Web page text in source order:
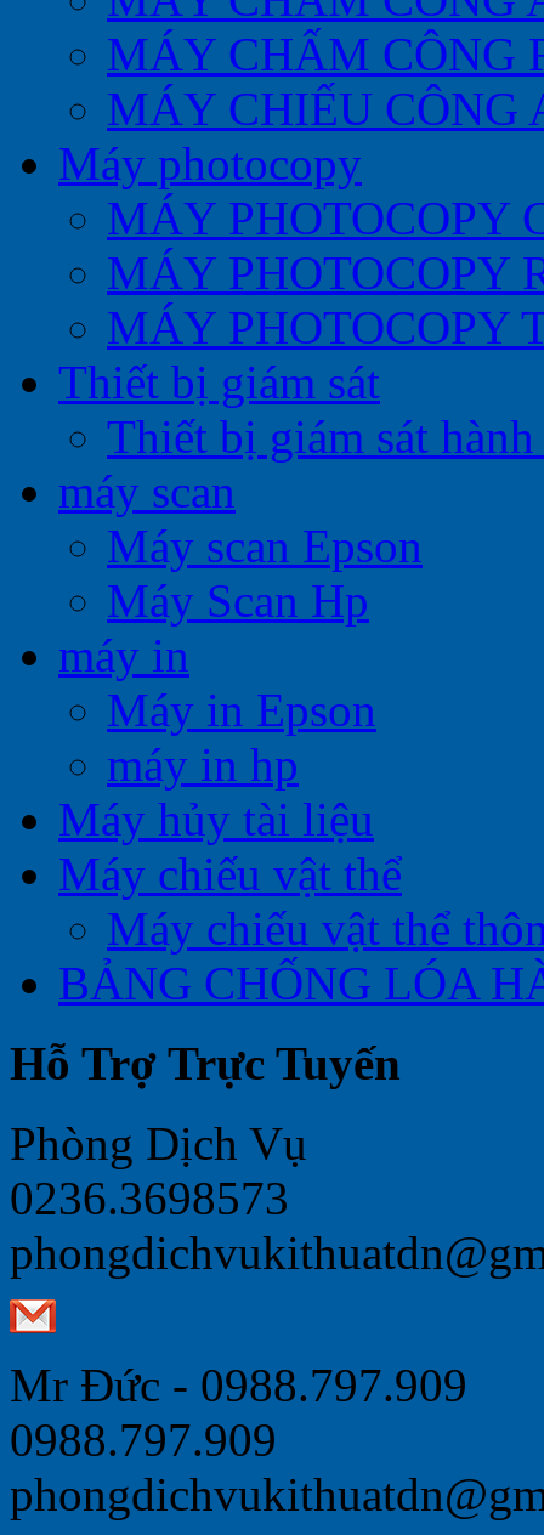
MÁY CHẤM CÔNG
MÁY CHIẾU CÔNG
Máy photocopy
MÁY PHOTOCOPY
MÁY PHOTOCOPY
MÁY PHOTOCOPY
Thiết bị giám sát
Thiết bị giám sát
máy scan
Máy scan Epson
Máy Scan Hp
máy in
Máy in Epson
máy in hp
Máy hủy tài liệu
Máy chiếu vật thể
Máy chiếu vật thể
BẢNG CHỐNG LÓA
Hỗ Trợ Trực Tuyến
Phòng Dịch Vụ
0236.3698573
Mr Đức - 0988.797.909
0988.797.909